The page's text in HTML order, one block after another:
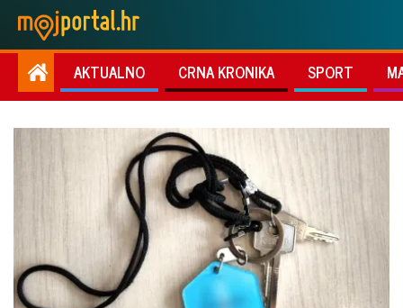
AKTUALNO CRNA KRONIKA SPORT